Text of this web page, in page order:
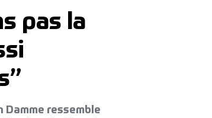
pas la
Damme ressemble